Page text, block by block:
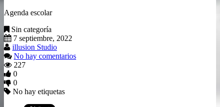
Agenda escolar
Sin categoría
7 septiembre, 2022
illusion Studio
No hay comentarios
227
0
0
No hay etiquetas